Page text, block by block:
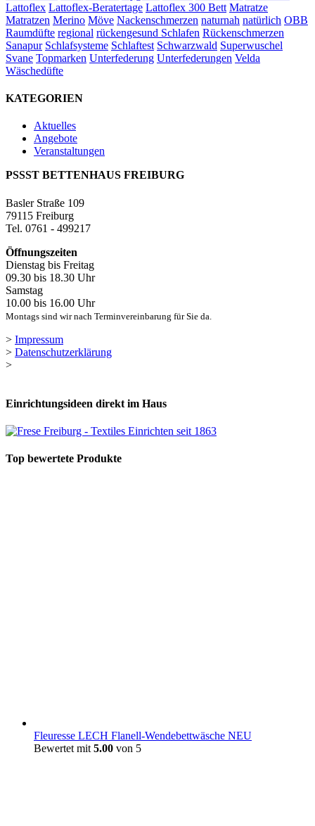
Lattoflex Lattoflex-Beratertage Lattoflex 300 Bett Matratze
Matratzen Merino Möve Nackenschmerzen naturnah natürlich OBB
Raumdüfte regional rückengesund Schlafen Rückenschmerzen
Sanapur Schlafsysteme Schlaftest Schwarzwald Superwuschel
Svane Topmarken Unterfederung Unterfederungen Velda
Wäschedüfte
KATEGORIEN
Aktuelles
Angebote
Veranstaltungen
PSSST BETTENHAUS FREIBURG
Basler Straße 109
79115 Freiburg
Tel. 0761 - 499217
Öffnungszeiten
Dienstag bis Freitag
09.30 bis 18.30 Uhr
Samstag
10.00 bis 16.00 Uhr
Montags sind wir nach Terminvereinbarung für Sie da.
> Impressum
> Datenschutzerklärung
>
Einrichtungsideen direkt im Haus
Top bewertete Produkte
Fleuresse LECH Flanell-Wendebettwäsche NEU
Bewertet mit 5.00 von 5